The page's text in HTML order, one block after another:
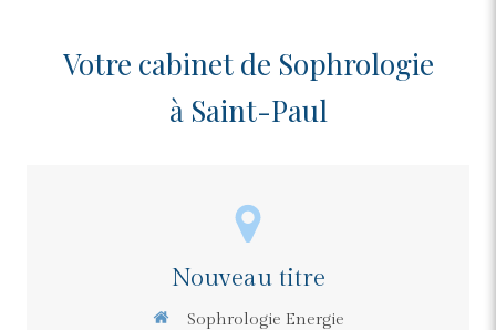
Votre cabinet de Sophrologie
à Saint-Paul
Nouveau titre
Sophrologie Energie